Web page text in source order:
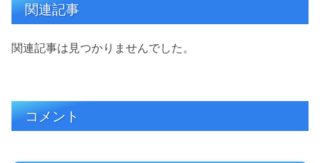
関連記事
関連記事は見つかりませんでした。
コメント